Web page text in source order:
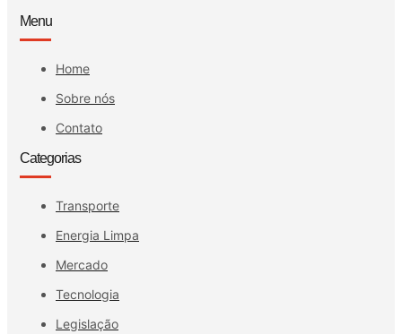
Menu
Home
Sobre nós
Contato
Categorias
Transporte
Energia Limpa
Mercado
Tecnologia
Legislação